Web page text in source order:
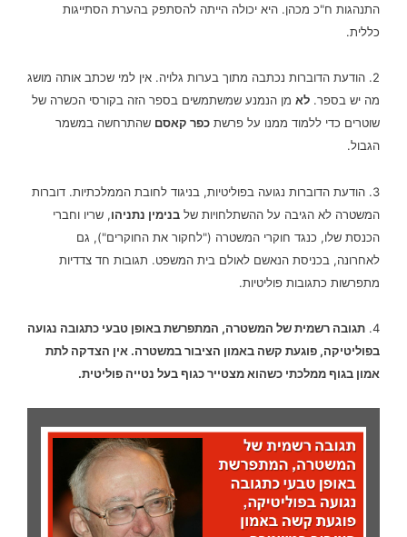
התנהגות ח"כ מכהן. היא יכולה הייתה להסתפק בהערת הסתייגות
כללית.
2. הודעת הדוברות נכתבה מתוך בערות גלויה. אין למי שכתב אותה מושג
מה יש בספר. לא מן הנמנע שמשתמשים בספר הזה בקורסי הכשרה של
שוטרים כדי ללמוד ממנו על פרשת כפר קאסם שהתרחשה במשמר
הגבול.
3. הודעת הדוברות נגועה בפוליטיות, בניגוד לחובת הממלכתיות. דוברות
המשטרה לא הגיבה על ההשתלחויות של בנימין נתניהו, שריו וחברי
הכנסת שלו, כנגד חוקרי המשטרה ("לחקור את החוקרים"), גם
לאחרונה, בכניסת הנאשם לאולם בית המשפט. תגובות חד צדדיות
מתפרשות כתגובות פוליטיות.
4. תגובה רשמית של המשטרה, המתפרשת באופן טבעי כתגובה נגועה
בפוליטיקה, פוגעת קשה באמון הציבור במשטרה. אין הצדקה לתת
אמון בגוף ממלכתי כשהוא מצטייר כגוף בעל נטייה פוליטית.